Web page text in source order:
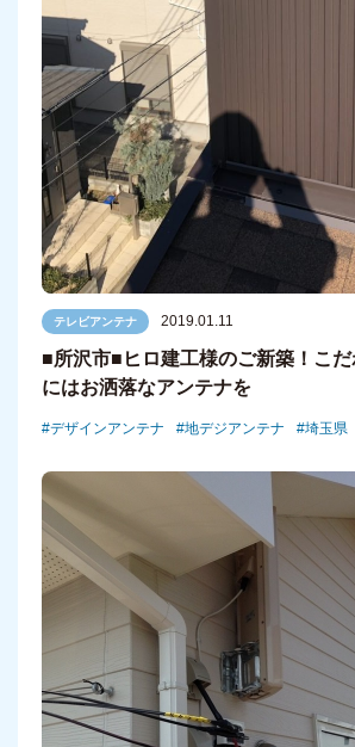
テレビアンテナ 2019.01.11
■所沢市■ヒロ建工様のご新築！こ
にはお洒落なアンテナを
デザインアンテナ 地デジアンテナ 埼玉県